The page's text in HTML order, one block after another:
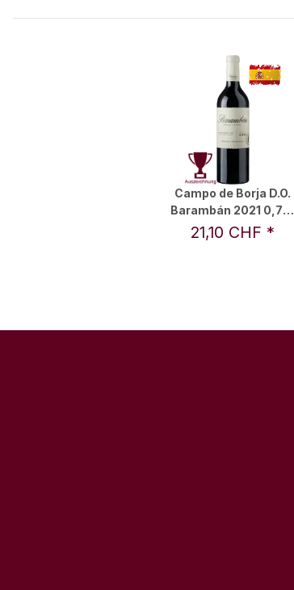
Campo de Borja D.O.
Barambán 2021 0,75 l
- Locos Por el Vino
21,10 CHF *